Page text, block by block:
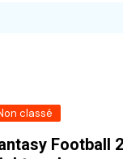
classé
Football